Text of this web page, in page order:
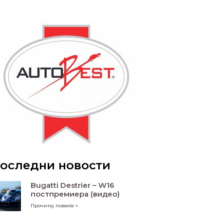
новости
Bugatti Destrier – W16
постпремиера (видео)
Прочитај повеќе »